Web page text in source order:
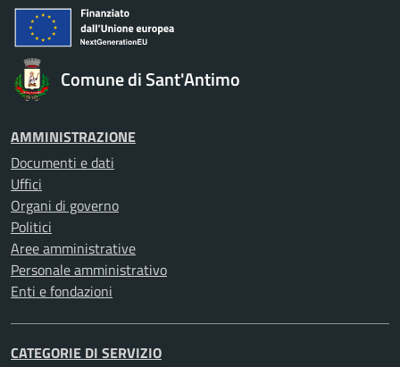
Comune di Sant'Antimo
AMMINISTRAZIONE
Documenti e dati
Uffici
Organi di governo
Politici
Aree amministrative
Personale amministrativo
Enti e fondazioni
CATEGORIE DI SERVIZIO